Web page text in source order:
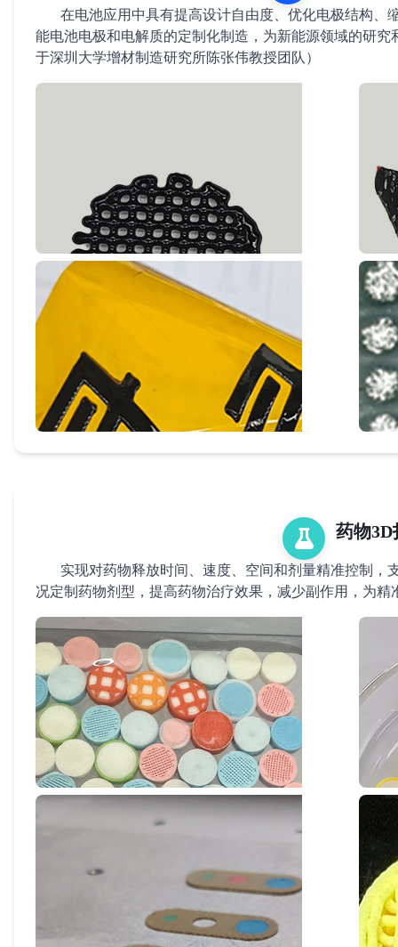
在电池应用中具有提高设计自由度、优化电极结构、
能电池电极和电解质的定制化制造，为新能源领域的研
于深圳大学增材制造研究所陈张伟教授团队）
药物3D
实现对药物释放时间、速度、空间和剂量精准控制，
况定制药物剂型，提高药物治疗效果，减少副作用，为精